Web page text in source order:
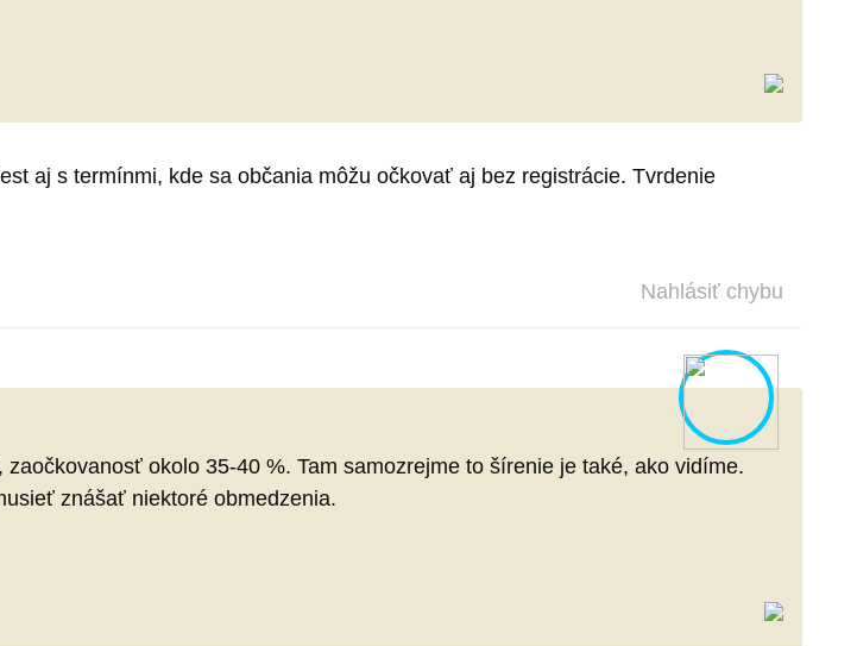
aj s termínmi, kde sa občania môžu očkovať aj bez registrácie. Tvrdenie
Nahlásiť chybu
okolo 35-40 %. Tam samozrejme to šírenie je také, ako vidíme.
znášať niektoré obmedzenia.